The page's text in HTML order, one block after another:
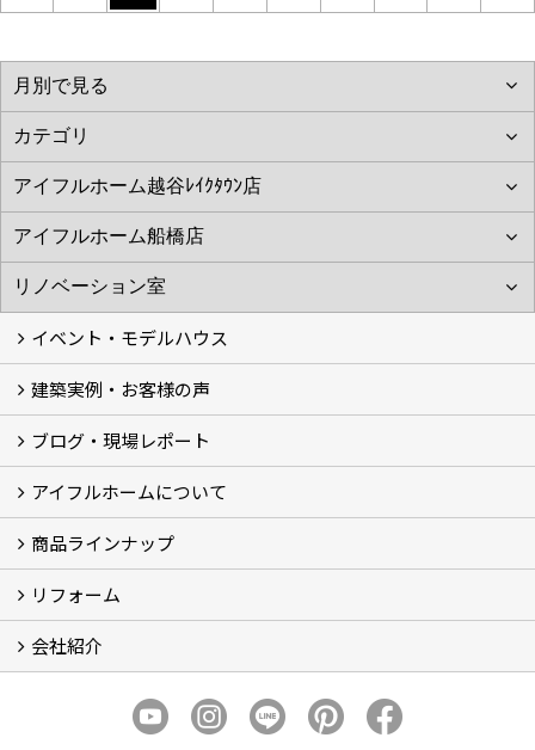
イベント・モデルハウス
イベント
モデルハウス見学
建築実例・お客様の声
建築実例
お客様の声
ブログ・現場レポート
ブログ
現場レポート
アイフルホームについて
アイフルホームについて (5)
商品ラインナップ
商品ラインナップ
リフォーム
まるごと断熱リフォーム
イベント情報
施工事例
会社紹介
スタッフ紹介
個人情報保護方針